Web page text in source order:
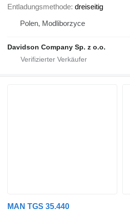
Entladungsmethode dreiseitig
Polen, Modliborzyce
Davidson Company Sp. z o.o.
MAN TGS 35.440